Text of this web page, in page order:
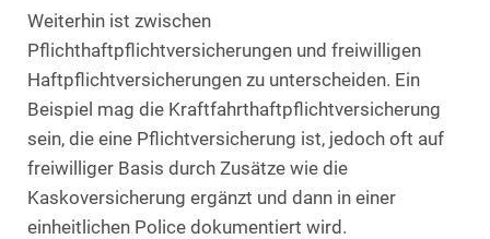
Weiterhin ist zwischen
Pflichthaftpflichtversicherungen und freiwilligen
Haftpflichtversicherungen zu unterscheiden. Ein
Beispiel mag die Kraftfahrthaftpflichtversicherung
sein, die eine Pflichtversicherung ist, jedoch oft auf
freiwilliger Basis durch Zusätze wie die
Kaskoversicherung ergänzt und dann in einer
einheitlichen Police dokumentiert wird.